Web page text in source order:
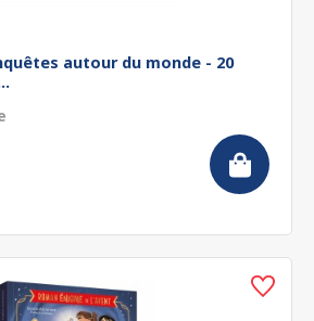
autour du monde - 20